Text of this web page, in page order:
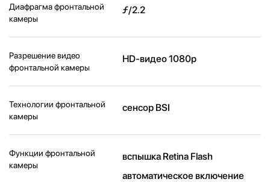
Диафрагма фронтальной
камеры
ƒ/2.2
Разрешение видео
фронтальной камеры
HD-видео 1080p
Технологии фронтальной
камеры
сенсор BSI
Функции фронтальной
камеры
вспышка Retina Flash
автоматическое включение